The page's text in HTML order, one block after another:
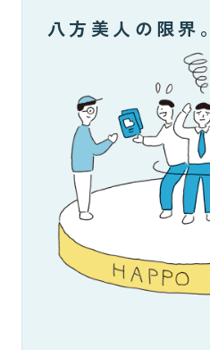
八方美人の限界。